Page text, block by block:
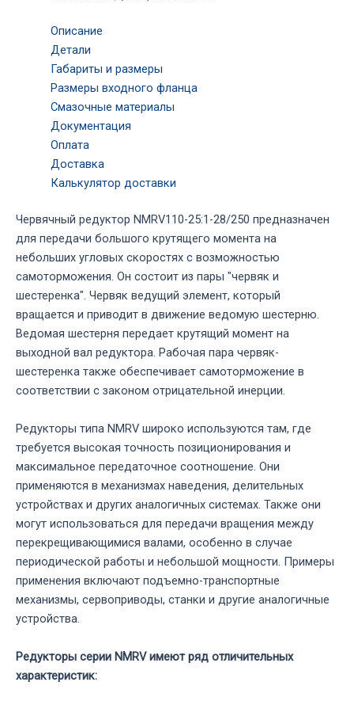
Описание
Детали
Габариты и размеры
Размеры входного фланца
Смазочные материалы
Документация
Оплата
Доставка
Калькулятор доставки
Червячный редуктор NMRV110-25:1-28/250 предназначен
для передачи большого крутящего момента на
небольших угловых скоростях с возможностью
самоторможения. Он состоит из пары "червяк и
шестеренка". Червяк ведущий элемент, который
вращается и приводит в движение ведомую шестерню.
Ведомая шестерня передает крутящий момент на
выходной вал редуктора. Рабочая пара червяк-
шестеренка также обеспечивает самоторможение в
соответствии с законом отрицательной инерции.
Редукторы типа NMRV широко используются там, где
требуется высокая точность позиционирования и
максимальное передаточное соотношение. Они
применяются в механизмах наведения, делительных
устройствах и других аналогичных системах. Также они
могут использоваться для передачи вращения между
перекрещивающимися валами, особенно в случае
периодической работы и небольшой мощности. Примеры
применения включают подъемно-транспортные
механизмы, сервоприводы, станки и другие аналогичные
устройства.
Редукторы серии NMRV имеют ряд отличительных
характеристик: